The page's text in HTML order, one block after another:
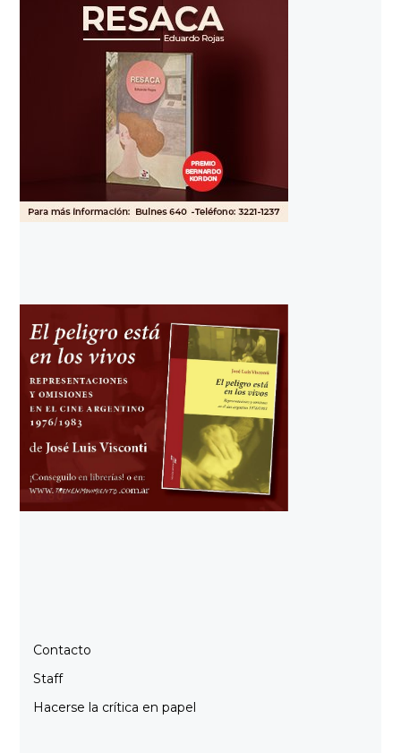
Contacto
Staff
Hacerse la crítica en papel